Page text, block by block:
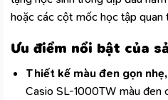
hoặc các cột mốc học tập quan
Ưu điểm nổi bật của
Thiết kế màu đen gọn
Casio SL-1000TW màu đen